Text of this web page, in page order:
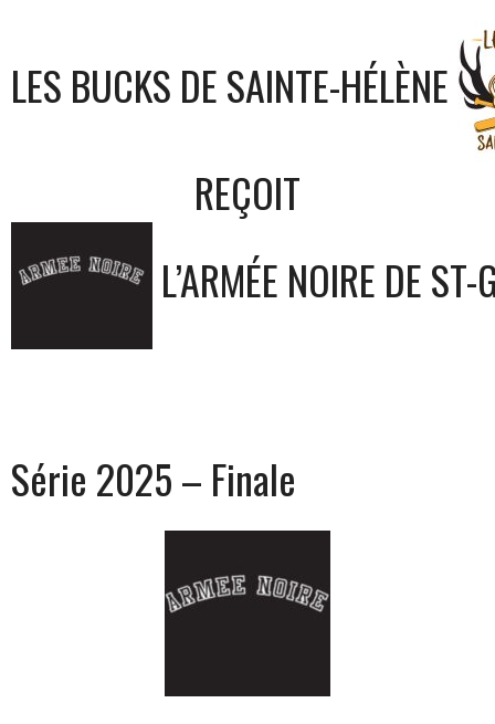
LES BUCKS DE SAINTE-HÉLÈNE
REÇOIT
L’ARMÉE NOIRE DE ST-
Série 2025 – Finale